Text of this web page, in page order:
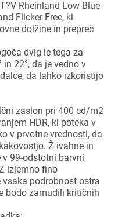
Rheinland Low Blue
Flicker Free, ki
dolžine in prepreč
dvig le tega za
22°, da je vedno v
da lahko izkoristijo
zaslon pri 400 cd/m2
HDR, ki poteka v
v prvotne vrednosti, da
Ž ivahne in
99-odstotni barvni
izjemno fino
vsaka podrobnost ostra
bodo zamudili kritičnih